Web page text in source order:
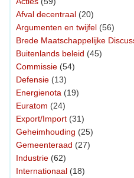
Afval decentraal (20)
Argumenten en twijfel (56)
Brede Maatschappelijke
Buitenlands beleid (45)
Commissie (54)
Defensie (13)
Energienota (19)
Euratom (24)
Export/Import (31)
Geheimhouding (25)
Gemeenteraad (27)
Industrie (62)
Internationaal (18)